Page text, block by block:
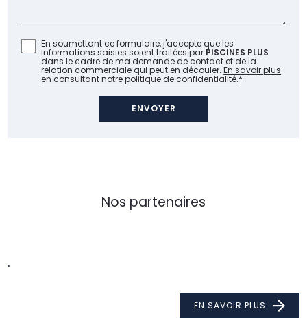
En soumettant ce formulaire, j'accepte que les
informations saisies soient traitées par PISCINES PLUS
dans le cadre de ma demande de contact et de la
relation commerciale qui peut en découler.En savoir plus
en consultant notre politique de confidentialité.*
Nos partenaires
.
EN SAVOIR PLUS